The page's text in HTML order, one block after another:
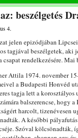
beszélgetés
4.
jelen epizódjában
tagjával beszélgetek, aki
csapat rendelkezésére.
Attila 1974. november
a Budapesti Honvéd
tagja lett a
balszerencse, hogy
harcolt, tizenévesen
A későbbi
Szóval kölcsönadták,